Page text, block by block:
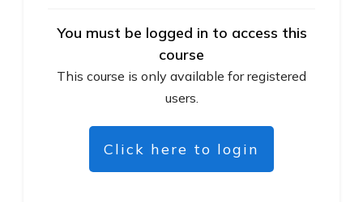
You must be logged in to access this
course
This course is only available for registered
users.
Click here to login